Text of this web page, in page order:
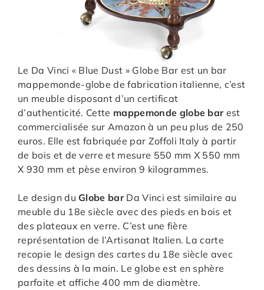
Le Da Vinci « Blue Dust » Globe Bar est un bar
mappemonde-globe de fabrication italienne, c’est
un meuble disposant d’un certificat
d’authenticité. Cette mappemonde globe barest
commercialisée sur Amazon à un peu plus de 250
euros. Elle est fabriquée par Zoffoli Italy à partir
de bois et de verre et mesure 550 mm X 550 mm
X 930 mm et pèse environ 9 kilogrammes.
Le design du Globe barDa Vinci est similaire au
meuble du 18e siècle avec des pieds en bois et
des plateaux en verre. C’est une fière
représentation de l’Artisanat Italien. La carte
recopie le design des cartes du 18e siècle avec
des dessins à la main. Le globe est en sphère
parfaite et affiche 400 mm de diamètre.